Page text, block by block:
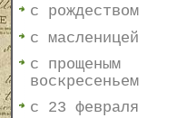
с рождеством
с масленицей
с прощеным
воскресеньем
с 23 февраля